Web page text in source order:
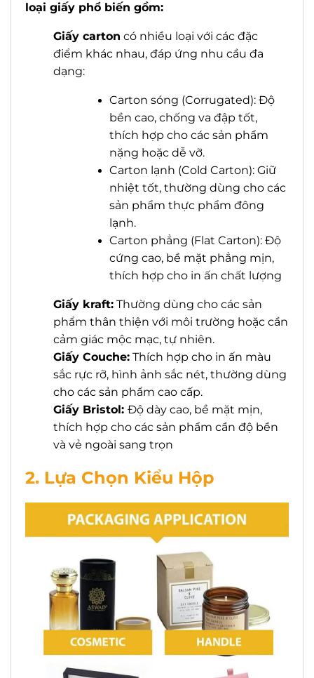
loại giấy phổ biến gồm:
Giấy carton có nhiều loại với các đặc
điểm khác nhau, đáp ứng nhu cầu đa
dạng:
Carton sóng (Corrugated): Độ
bền cao, chống va đập tốt,
thích hợp cho các sản phẩm
nặng hoặc dễ vỡ.
Carton lạnh (Cold Carton): Giữ
nhiệt tốt, thường dùng cho các
sản phẩm thực phẩm đông
lạnh.
Carton phẳng (Flat Carton): Độ
cứng cao, bề mặt phẳng mịn,
thích hợp cho in ấn chất lượng
Giấy kraft: Thường dùng cho các sản
phẩm thân thiện với môi trường hoặc cần
cảm giác mộc mạc, tự nhiên.
Giấy Couche: Thích hợp cho in ấn màu
sắc rực rỡ, hình ảnh sắc nét, thường dùng
cho các sản phẩm cao cấp.
Giấy Bristol: Độ dày cao, bề mặt mịn,
thích hợp cho các sản phẩm cần độ bền
và vẻ ngoài sang trọn
2. Lựa Chọn Kiểu Hộp